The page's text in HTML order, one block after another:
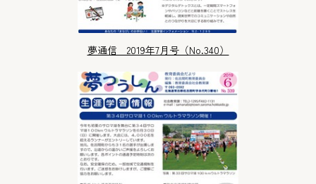
夢通信 2019年7月号（No.340）